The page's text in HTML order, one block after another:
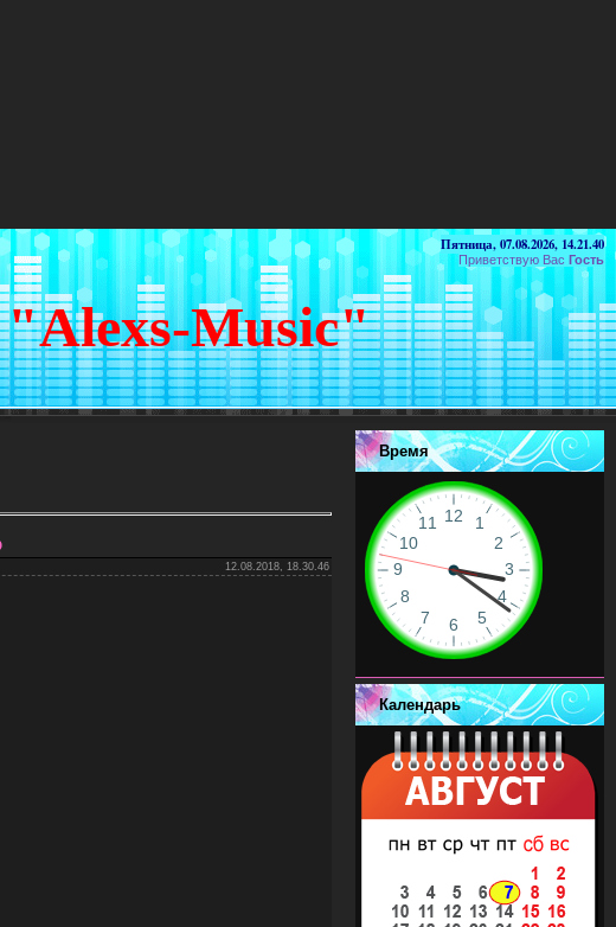
Пятница, 07.08.2026, 14.21.40
Приветствую Вас Гость
"Alexs-Music"
12.08.2018, 18.30.46
Время
Календарь